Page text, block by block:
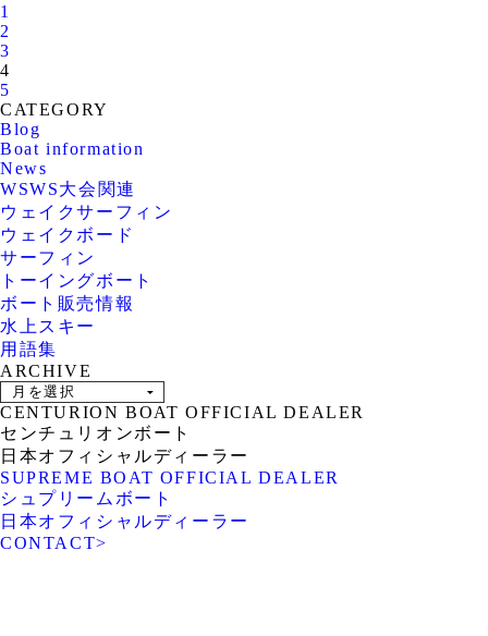
1
2
3
4
5
CATEGORY
Blog
Boat information
News
WSWS大会関連
ウェイクサーフィン
ウェイクボード
サーフィン
トーイングボート
ボート販売情報
水上スキー
用語集
ARCHIVE
CENTURION BOAT OFFICIAL DEALER
センチュリオンボート
日本オフィシャルディーラー
SUPREME BOAT OFFICIAL DEALER
シュプリームボート
日本オフィシャルディーラー
CONTACT>